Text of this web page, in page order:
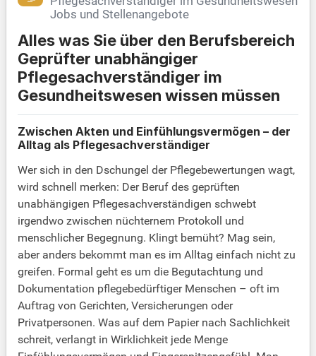
Jobs und Stellenangebote
Alles was Sie über den Berufsbereich
Geprüfter unabhängiger
Pflegesachverständiger im
Gesundheitswesen wissen müssen
Zwischen Akten und Einfühlungsvermögen – der
Alltag als Pflegesachverständiger
Wer sich in den Dschungel der Pflegebewertungen wagt,
wird schnell merken: Der Beruf des geprüften
unabhängigen Pflegesachverständigen schwebt
irgendwo zwischen nüchternem Protokoll und
menschlicher Begegnung. Klingt bemüht? Mag sein,
aber anders bekommt man es im Alltag einfach nicht zu
greifen. Formal geht es um die Begutachtung und
Dokumentation pflegebedürftiger Menschen – oft im
Auftrag von Gerichten, Versicherungen oder
Privatpersonen. Was auf dem Papier nach Sachlichkeit
schreit, verlangt in Wirklichkeit jede Menge